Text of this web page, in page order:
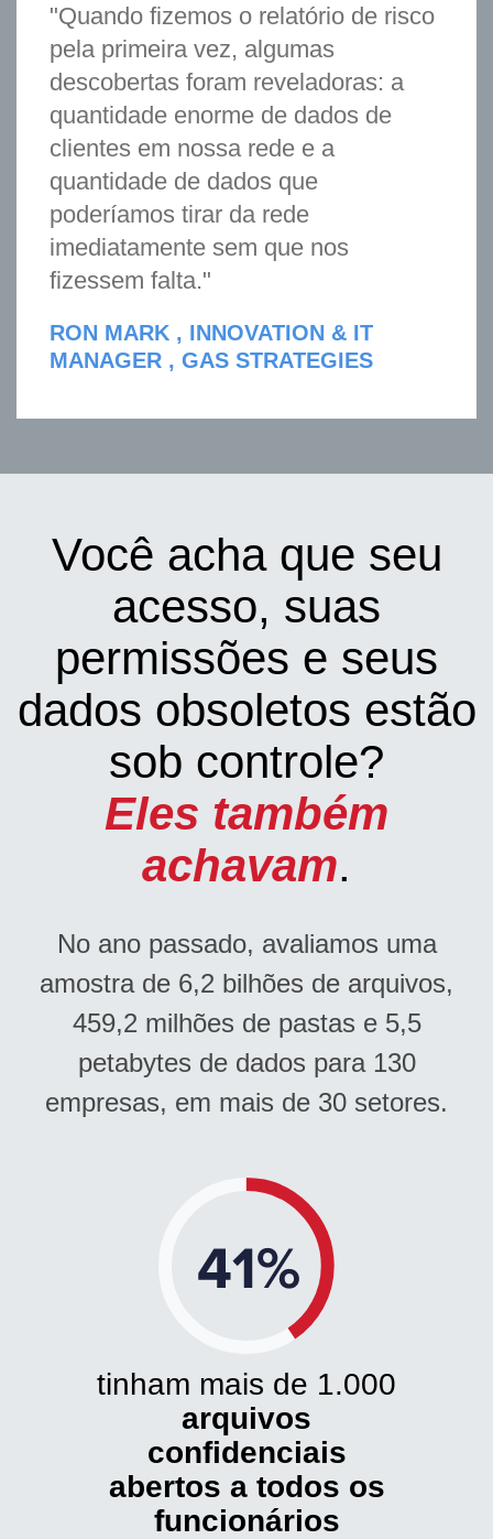
"Quando fizemos o relatório de risco
pela primeira vez, algumas
descobertas foram reveladoras: a
quantidade enorme de dados de
clientes em nossa rede e a
quantidade de dados que
poderíamos tirar da rede
imediatamente sem que nos
fizessem falta."
RON MARK , INNOVATION & IT
MANAGER , GAS STRATEGIES
Você acha que seu
acesso, suas
permissões e seus
dados obsoletos estão
sob controle?
Eles também
achavam.
No ano passado, avaliamos uma
amostra de 6,2 bilhões de arquivos,
459,2 milhões de pastas e 5,5
petabytes de dados para 130
empresas, em mais de 30 setores.
tinham mais de 1.000
arquivos
confidenciais
abertos a todos os
funcionários